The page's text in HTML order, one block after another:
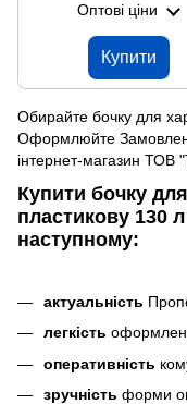
Оптові ціни
Купити
Обирайте бочку для
Оформлюйте
інтернет-магазин ТОВ
Купити бочку
пластикову 130
наступному:
актуальність
легкість
оперативність
зручність форми